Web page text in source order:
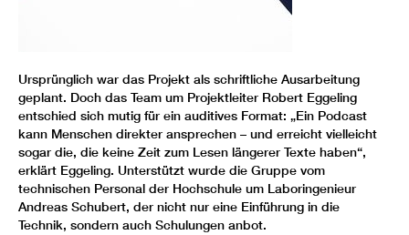
Ursprünglich war das Projekt als schriftliche Ausarbeitung
geplant. Doch das Team um Projektleiter Robert Eggeling
entschied sich mutig für ein auditives Format: „Ein Podcast
kann Menschen direkter ansprechen – und erreicht vielleicht
sogar die, die keine Zeit zum Lesen längerer Texte haben“,
erklärt Eggeling. Unterstützt wurde die Gruppe vom
technischen Personal der Hochschule um Laboringenieur
Andreas Schubert, der nicht nur eine Einführung in die
Technik, sondern auch Schulungen anbot.